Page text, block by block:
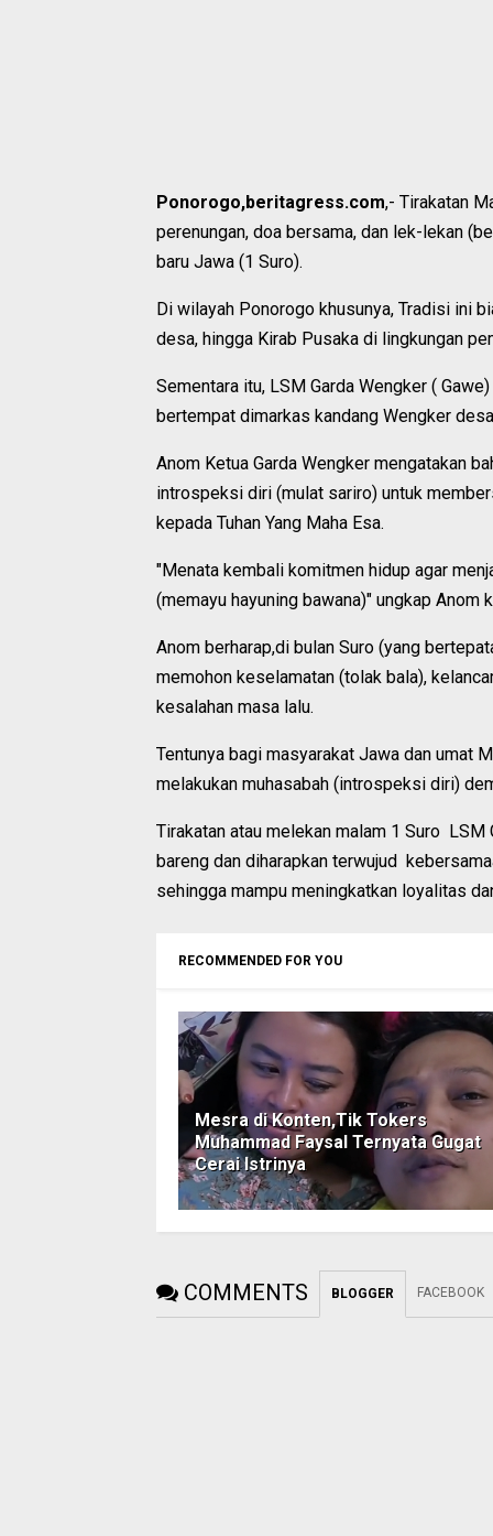
Ponorogo,beritagress.com,- Tirakatan
perenungan, doa bersama, dan lek-lekan
baru Jawa (1 Suro).
Di wilayah Ponorogo khusunya, Tradisi ini
desa, hingga Kirab Pusaka di lingkungan
Sementara itu, LSM Garda Wengker (
bertempat dimarkas kandang Wengker
Anom Ketua Garda Wengker mengatakan
introspeksi diri (mulat sariro) untuk
kepada Tuhan Yang Maha Esa.
"Menata kembali komitmen hidup agar
(memayu hayuning bawana)" ungkap Anom
Anom berharap,di bulan Suro (yang
memohon keselamatan (tolak bala),
kesalahan masa lalu.
Tentunya bagi masyarakat Jawa dan umat
melakukan muhasabah (introspeksi diri)
Tirakatan atau melekan malam 1 Suro
bareng dan diharapkan terwujud
sehingga mampu meningkatkan loyalitas
RECOMMENDED FOR YOU
Mesra di Konten,Tik Tokers
Muhammad Faysal Ternyata Gugat
Cerai Istrinya
COMMENTS BLOGGER FACEBOOK